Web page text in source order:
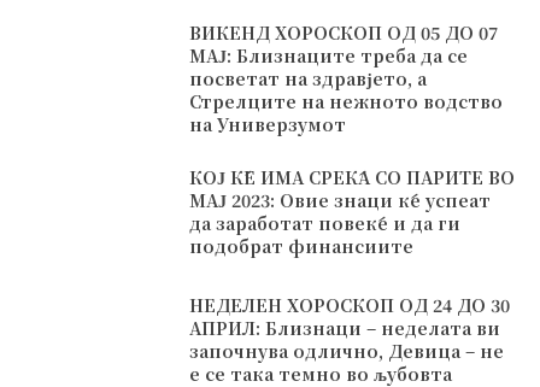
ВИКЕНД ХОРОСКОП ОД 05 ДО 07
МАЈ: Близнаците треба да се
посветат на здравјето, а
Стрелците на нежното водство
на Универзумот
КОЈ ЌЕ ИМА СРЕЌА СО ПАРИТЕ ВО
МАЈ 2023: Овие знаци ќе успеат
да заработат повеќе и да ги
подобрат финансиите
НЕДЕЛЕН ХОРОСКОП ОД 24 ДО 30
АПРИЛ: Близнаци – неделата ви
започнува одлично, Девица – не
е се така темно во љубовта